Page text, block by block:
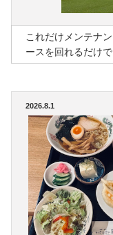
これだけメンテナ
ースを回れるだけ
2026.8.1